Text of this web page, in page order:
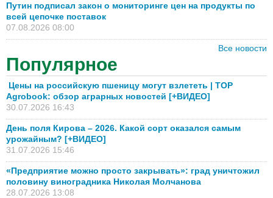
Путин подписал закон о мониторинге цен на продукты по
всей цепочке поставок
07.08.2026 08:00
Все новости
Популярное
Цены на российскую пшеницу могут взлететь | TOP
Agrobook: обзор аграрных новостей [+ВИДЕО]
30.07.2026 16:43
День поля Кирова – 2026. Какой сорт оказался самым
урожайным? [+ВИДЕО]
31.07.2026 15:46
«Предприятие можно просто закрывать»: град уничтожил
половину виноградника Николая Молчанова
28.07.2026 13:08